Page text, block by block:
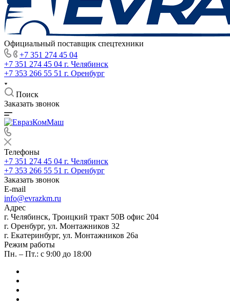
Официальный поставщик спецтехники
+7 351 274 45 04
+7 351 274 45 04 г. Челябинск
+7 353 266 55 51 г. Оренбург
Поиск
Заказать звонок
Телефоны
+7 351 274 45 04 г. Челябинск
+7 353 266 55 51 г. Оренбург
Заказать звонок
E-mail
info@evrazkm.ru
Адрес
г. Челябинск, Троицкий тракт 50В офис 204
г. Оренбург, ул. Монтажников 32
г. Екатеринбург, ул. Монтажников 26а
Режим работы
Пн. – Пт.: с 9:00 до 18:00